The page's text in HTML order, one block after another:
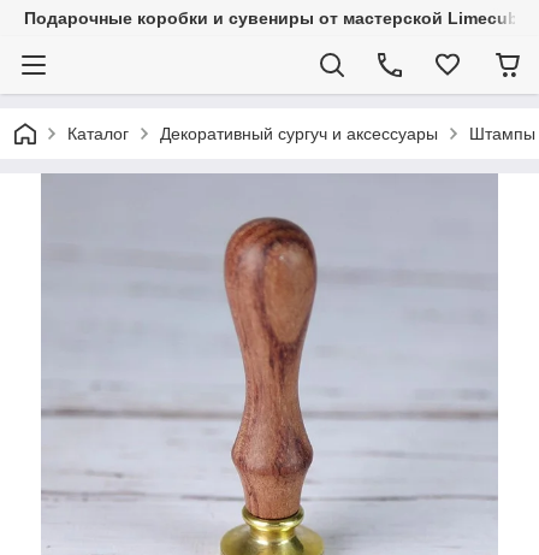
Подарочные коробки и сувениры от мастерской Limecube
Каталог Декоративный сургуч и аксессуары Штампы